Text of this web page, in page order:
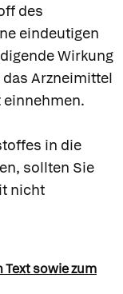
des
eindeutigen
Wirkung
Arzneimittel
in die
sollten Sie
nicht
sowie zum